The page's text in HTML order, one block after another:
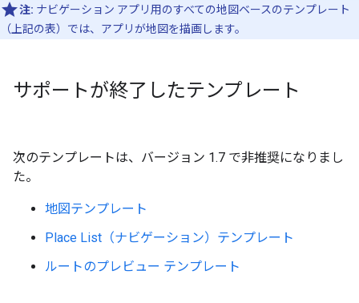
注: ナビゲーション アプリ用のすべての地図ベースのテンプレート
（上記の表）では、アプリが地図を描画します。
サポートが終了したテンプレート
次のテンプレートは、バージョン 1.7 で非推奨になりまし
た。
地図テンプレート
Place List（ナビゲーション）テンプレート
ルートのプレビュー テンプレート